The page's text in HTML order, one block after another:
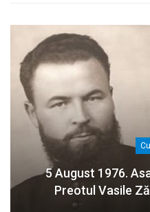
5 August 1976.
Preotul Vasile